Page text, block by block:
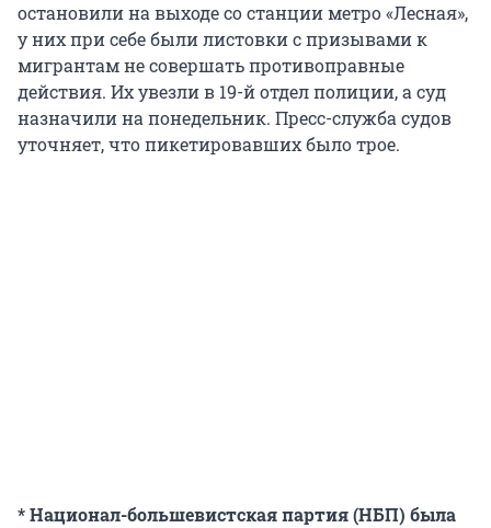
остановили на выходе со станции метро «Лесная»,
у них при себе были листовки с призывами к
мигрантам не совершать противоправные
действия. Их увезли в 19-й отдел полиции, а суд
назначили на понедельник. Пресс-служба судов
уточняет, что пикетировавших было трое.
* Национал-большевистская партия (НБП) была